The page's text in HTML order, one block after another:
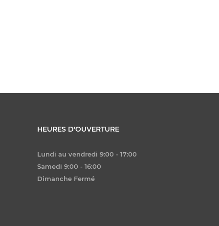
HEURES D'OUVERTURE
Lundi au vendredi 9:00 - 17:00
Samedi 9:00 - 16:00
Dimanche Fermé